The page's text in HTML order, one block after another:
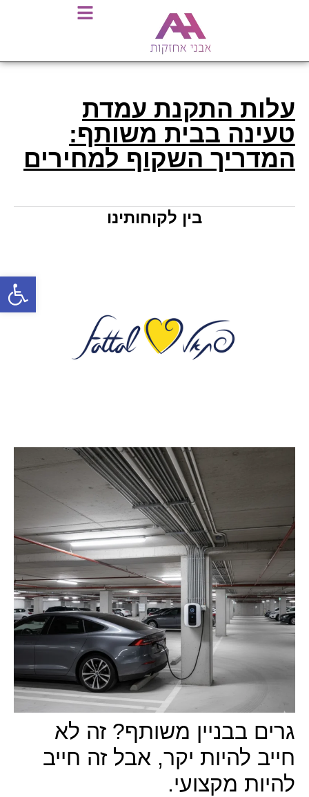
עלות התקנת עמדת
טעינה בבית משותף:
המדריך השקוף למחירים
בין לקוחותינו
גרים בבניין משותף? זה לא
חייב להיות יקר, אבל זה חייב
להיות מקצועי.
פתח